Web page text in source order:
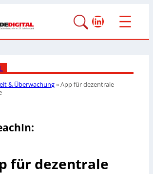
LinkedIn
& Überwachung»App für dezentrale
für dezentrale